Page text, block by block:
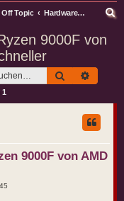
Off Topic Hardware Kramecke
9000F von
Suche
1
9000F von AMD